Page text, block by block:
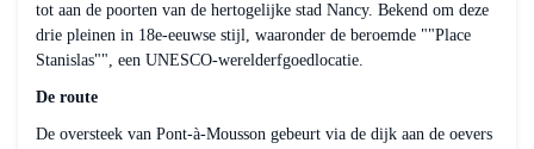
tot aan de poorten van de hertogelijke stad Nancy. Bekend om deze
drie pleinen in 18e-eeuwse stijl, waaronder de beroemde ""Place
Stanislas"", een UNESCO-werelderfgoedlocatie.
De route
De oversteek van Pont-à-Mousson gebeurt via de dijk aan de oevers